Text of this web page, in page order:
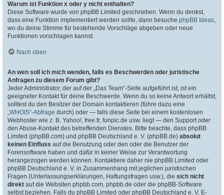
Warum ist Funktion x oder y nicht enthalten?
Diese Software wurde von phpBB Limited geschrieben. Wenn du denkst,
dass eine Funktion implementiert werden sollte, dann besuche phpBB Ideas,
wo du deine Stimme für bestehende Vorschläge abgeben oder neue
Funktionen vorschlagen kannst.
Nach oben
An wen soll ich mich wenden, falls es Beschwerden oder juristische
Anfragen zu diesem Forum gibt?
Jeder Administrator, der auf der „Das Team“-Seite aufgeführt ist, ist ein
geeigneter Kontakt für deine Beschwerde. Wenn du so keine Antwort erhältst,
solltest du den Besitzer der Domain kontaktieren (führe dazu eine
„WHOIS“-Abfrage durch) oder — falls diese Seite bei einem kostenlosen
Webhoster wie z. B. Yahoo!, free.fr, funpic.de usw. liegt — den Support oder
den Abuse-Kontakt des betreffenden Dienstes. Bitte beachte, dass phpBB
Limited (phpBB.com) und phpBB Deutschland e. V. (phpBB.de) absolut
keinen Einfluss auf die Benutzung oder den oder die Benutzer der
Forensoftware haben und dafür in keiner Weise zur Verantwortung
herangezogen werden können. Kontaktiere daher nie phpBB Limited oder
phpBB Deutschland e. V. in Zusammenhang mit jeglichen juristischen
Fragen (Unterlassungserklärungen, Haftungsfragen usw.), die sich nicht
direkt auf die Websiten phpbb.com, phpbb.de oder die phpBB-Software
selbst beziehen. Falls du phpBB Limited oder phpBB Deutschland e. V. E-